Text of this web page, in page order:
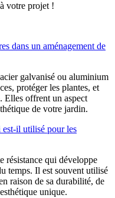
votre projet !
dans un aménagement de
galvanisé ou aluminium
protéger les plantes, et
Elles offrent un aspect
de votre jardin.
il utilisé pour les
résistance qui développe
temps. Il est souvent utilisé
raison de sa durabilité, de
unique.